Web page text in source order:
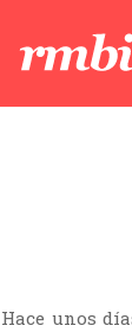
Hace unos